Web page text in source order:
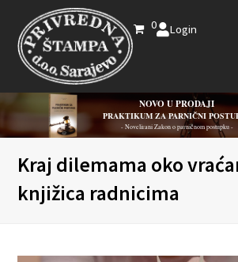
0 Login
NOVO U PRODAJI
PRAKTIKUM ZA PARNIČNI
- Novelirani Zakon o parničnom postupku -
Kraj dilemama oko
knjižica radnicima